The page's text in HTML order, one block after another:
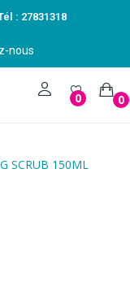
: 27831318
nous
0 0
SCRUB 150ML